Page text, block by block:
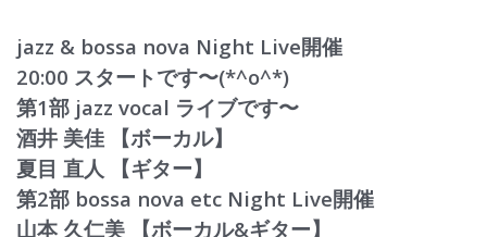
jazz & bossa nova Night Live開催
20:00 スタートです〜(*^o^*)
第1部 jazz vocal ライブです〜
酒井 美佳 【ボーカル】
夏目 直人 【ギター】
第2部 bossa nova etc Night Live開催
山本 久仁美 【ボーカル&ギター】